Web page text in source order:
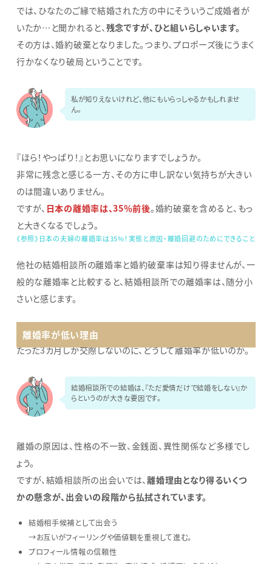
では、ひなたのご縁で結婚された方の中にそういうご成婚者が
いたか…と聞かれると、 残念ですが、ひと組いらしゃいます。
その方は、婚約破棄となりました。つまり、プロポーズ後にうまく
行かなくなり破局ということです。
私が知りえないけれど、他にもいらっしゃるかもしれませ
ん。
『ほら！やっぱり！』とお思いになりますでしょうか。
非常に残念と感じる一方、その方に申し訳ない気持ちが大きい
のは間違いありません。
ですが、 日本の離婚率は、35％前後。婚約破棄を含めると、もっ
と大きくなるでしょう。
《参照》日本の夫婦の離婚率は35%！実態と原因・離婚回避のためにできること
他社の結婚相談所の離婚率と婚約破棄率は知り得ませんが、一
般的な離婚率と比較すると、結婚相談所での離婚率は、随分小
さいと感じます。
離婚率が低い理由
たった3カ月しか交際しないのに、どうして離婚率が低いのか。
結婚相談所での結婚は、『ただ愛情だけで結婚をしない』か
らというのが大きな要因です。
離婚の原因は、性格の不一致、金銭面、異性関係など多様でし
ょう。
ですが、結婚相談所の出会いでは、離婚理由となり得るいくつ
かの懸念が、出会いの段階から払拭されています。
結婚相手候補として出会う
→お互いがフィーリングや価値観を重視して進む。
プロフィール情報の信頼性